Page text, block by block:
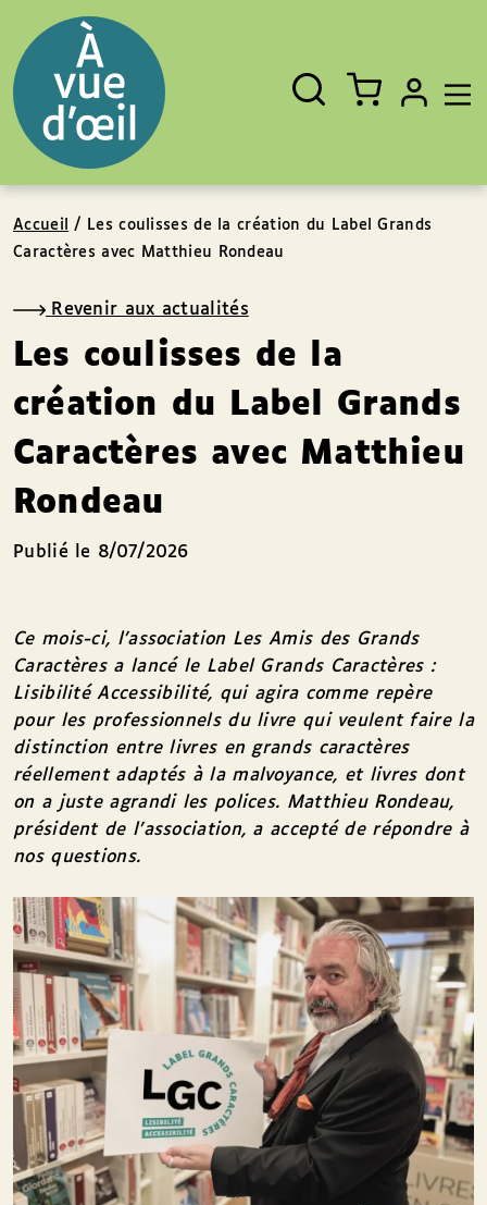
Fermer
Rechercher
un
livre,
un
auteur,
un
EAN
Accueil /
Les coulisses de la création du Label Grands
Caractères avec Matthieu Rondeau
Revenir aux actualités
Les coulisses de la
création du Label Grands
Caractères avec Matthieu
Rondeau
Publié le 8/07/2026
Ce mois-ci, l’association Les Amis des Grands
Caractères a lancé le Label Grands Caractères :
Lisibilité Accessibilité, qui agira comme repère
pour les professionnels du livre qui veulent faire la
distinction entre livres en grands caractères
réellement adaptés à la malvoyance, et livres dont
on a juste agrandi les polices. Matthieu Rondeau,
président de l’association, a accepté de répondre à
nos questions.